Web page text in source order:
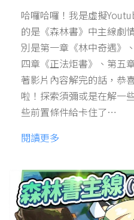
哈囉哈囉！我是虛擬
的是《森林書》中主線劇
別是第一章《林中奇遇》
四章《正法炬書》、第五
著影片內容解完的話，恭
啦！探索須彌或是在解一
些前置條件給卡住了…
閱讀更多